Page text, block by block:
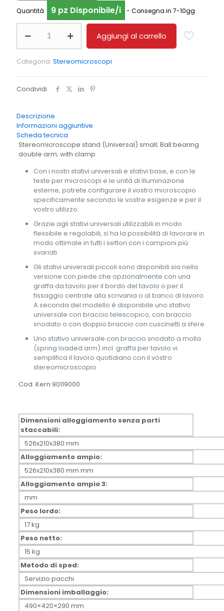
Quantità: 9 pz Disponibile/i - Consegna in 7-10gg
per
OZB-
Aggiungi al carrello
Categoria: Stereomicroscopi
Condividi
Descrizione
Informazioni aggiuntive
Scheda tecnica
Stereomicroscope stand (Universal) small; Ball bearing
double arm; with clamp
Con i nostri stativi universali e stativi base, e con le
teste per microscopi e le unità di illuminazione
esterne, potrete configurare il vostro microscopio
specificamente secondo le vostre esigenze e per il
vostro utilizzo.
Grazie agli stativi universali utilizzabili in modo
flessibile e regolabili, si ha la possibilità di lavorare in
modo ottimale in tutti i settori con i campioni più
svariati.
Gli stativi universali piccoli sono disponibili sia nella
versione con piede che opzionalmente con una
graffa da tavolo per il bordo del tavolo o per il
fissaggio centrale alla scrivania o al banco di lavoro.
A seconda del modello è disponibile uno stativo
universale con braccio telescopico, con braccio
snodato o con doppio braccio con cuscinetti a sfere
Uno stativo universale con braccio snodato a molla
(spring loaded arm) incl. graffa per tavolo vi
semplifica il lavoro quotidiano con il vostro
stereomicroscopio
Cod. Kern 90119000
Dimensioni alloggiamento senza parti
staccabili:
526x210x380 mm
Alloggiamento ampio:
526x210x380 mm mm
Alloggiamento ampio 3:
mm
Peso lordo:
17 kg
Peso netto:
15 kg
Metodo di sped:
Servizio pacchi
Dimensioni imballaggio:
490×420×290 mm